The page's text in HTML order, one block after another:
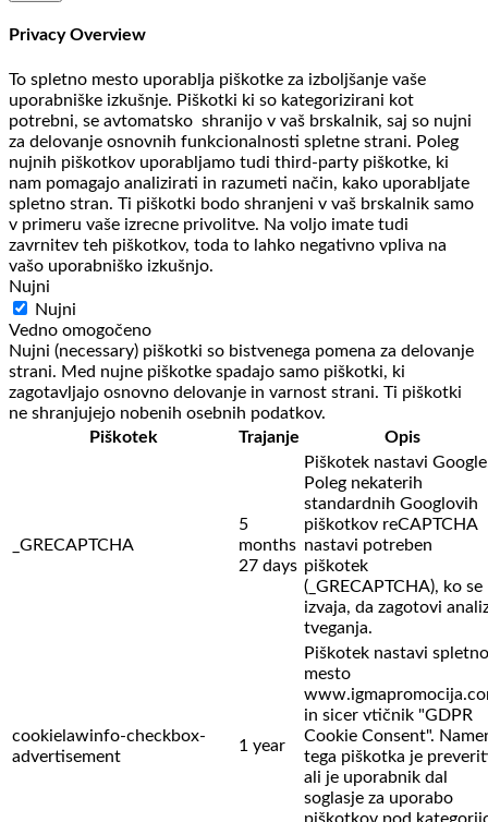
Privacy Overview
To spletno mesto uporablja piškotke za izboljšanje vaše
uporabniške izkušnje. Piškotki ki so kategorizirani kot
potrebni, se avtomatsko shranijo v vaš brskalnik, saj so nujni
za delovanje osnovnih funkcionalnosti spletne strani. Poleg
nujnih piškotkov uporabljamo tudi third-party piškotke, ki
nam pomagajo analizirati in razumeti način, kako uporabljate
spletno stran. Ti piškotki bodo shranjeni v vaš brskalnik samo
v primeru vaše izrecne privolitve. Na voljo imate tudi
zavrnitev teh piškotkov, toda to lahko negativno vpliva na
vašo uporabniško izkušnjo.
Nujni
Nujni
Vedno omogočeno
Nujni (necessary) piškotki so bistvenega pomena za delovanje
strani. Med nujne piškotke spadajo samo piškotki, ki
zagotavljajo osnovno delovanje in varnost strani. Ti piškotki
ne shranjujejo nobenih osebnih podatkov.
Piškotek
Trajanje Opis
_GRECAPTCHA
5
months
27 days
Piškotek nastavi
Poleg nekaterih
standardnih Googlovih
piškotkov reCAPTCHA
nastavi potreben
piškotek
(_GRECAPTCHA), ko se
izvaja, da zagotovi
tveganja.
cookielawinfo-checkbox-
advertisement
1 year
Piškotek nastavi spletno
mesto
in sicer vtičnik "GDPR
Cookie Consent".
tega piškotka je
ali je uporabnik dal
soglasje za uporabo
piškotkov pod